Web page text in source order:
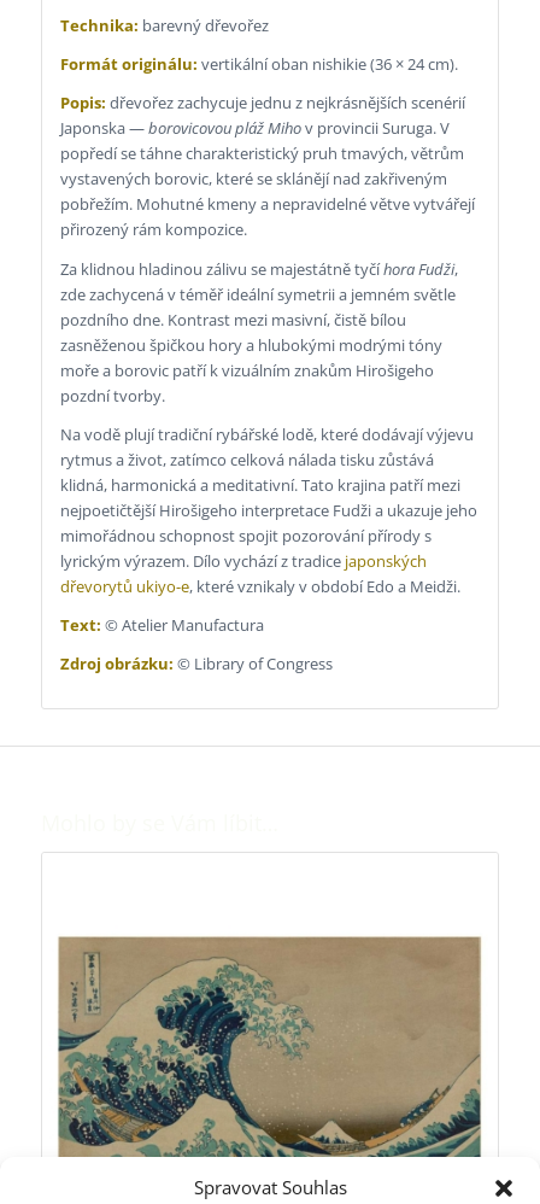
Spravovat Souhlas
Technika: barevný dřevořez
Formát originálu: vertikální oban nishikie (36 × 24 cm).
Popis: dřevořez zachycuje jednu z nejkrásnějších scenérií
Japonska —borovicovou pláž Mihov provincii Suruga. V
popředí se táhne charakteristický pruh tmavých, větrům
vystavených borovic, které se sklánějí nad zakřiveným
pobřežím. Mohutné kmeny a nepravidelné větve vytvářejí
přirozený rám kompozice.
Za klidnou hladinou zálivu se majestátně tyčíhora Fudži,
zde zachycená v téměř ideální symetrii a jemném světle
pozdního dne. Kontrast mezi masivní, čistě bílou
zasněženou špičkou hory a hlubokými modrými tóny
moře a borovic patří k vizuálním znakům Hirošigeho
pozdní tvorby.
Na vodě plují tradiční rybářské lodě, které dodávají výjevu
rytmus a život, zatímco celková nálada tisku zůstává
klidná, harmonická a meditativní. Tato krajina patří mezi
nejpoetičtější Hirošigeho interpretace Fudži a ukazuje jeho
mimořádnou schopnost spojit pozorování přírody s
lyrickým výrazem. Dílo vychází z tradicejaponských
dřevorytů ukiyo-e, které vznikaly v období Edo a Meidži.
Text: © Atelier Manufactura
Zdroj obrázku: © Library of Congress